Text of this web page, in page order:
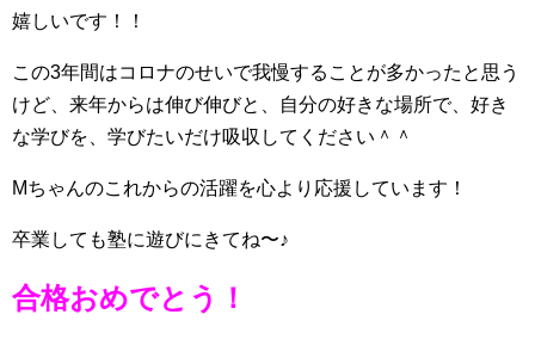
嬉しいです！！
この3年間はコロナのせいで我慢することが多かったと思う
けど、来年からは伸び伸びと、自分の好きな場所で、好き
な学びを、学びたいだけ吸収してください＾＾
Mちゃんのこれからの活躍を心より応援しています！
卒業しても塾に遊びにきてね〜♪
合格おめでとう！